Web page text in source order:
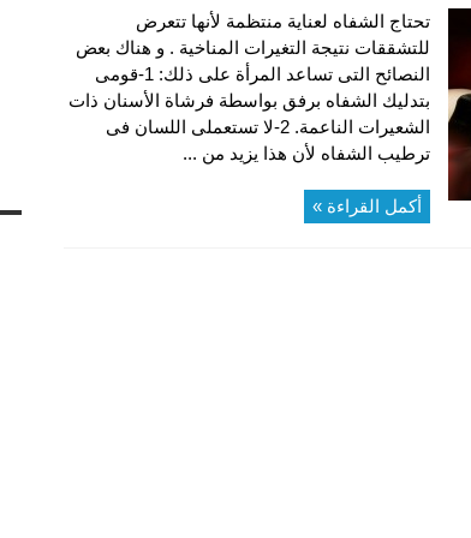
تحتاج الشفاه لعناية منتظمة لأنها تتعرض
للتشققات نتيجة التغيرات المناخية . و هناك بعض
النصائح التى تساعد المرأة على ذلك: 1-قومى
بتدليك الشفاه برفق بواسطة فرشاة الأسنان ذات
الشعيرات الناعمة. 2-لا تستعملى اللسان فى
ترطيب الشفاه لأن هذا يزيد من ...
أكمل القراءة »